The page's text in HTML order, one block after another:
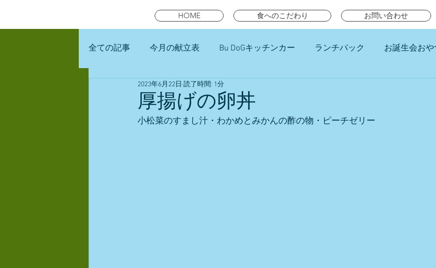
HOME 食へのこだわり お問い合わせ
全ての記事 今月の献立表 Bu DoGキッチンカー ランチパック お誕生会おや
未就園児スマイルキッズランチ
厚揚げの卵丼
2023年6月22日 読了時間: 1分
小松菜のすまし汁・わかめとみかんの酢の物・ピーチゼリー